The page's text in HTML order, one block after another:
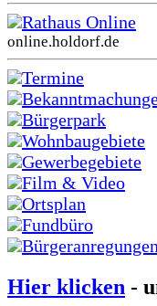
Rathaus Online
online.holdorf.de
Termine
Bürgerpark
Wohnbaugebiete
Gewerbegebiete
Film & Video
Ortsplan
Fundbüro
Bürgeranregungen
Hier klicken -